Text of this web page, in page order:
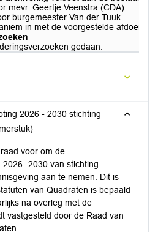
mevr. Geertje Veenstra (CDA)
burgemeester Van der Tuuk
in met de voorgestelde
gedaan.
2026 - 2030 stichting
voor om de
-2030 van stichting
aan te nemen. Dit is
van Quadraten is bepaald
na overleg met de
vastgesteld door de Raad van